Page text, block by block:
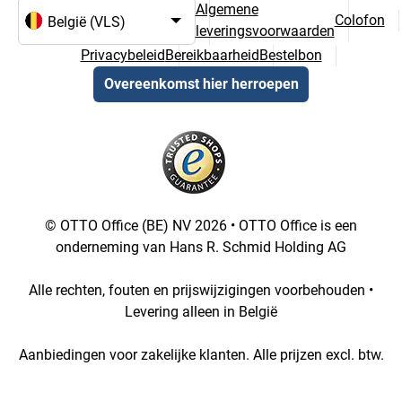
Algemene
leveringsvoorwaarden
Colofon
Privacybeleid Bereikbaarheid Bestelbon
Overeenkomst hier herroepen
© OTTO Office (BE) NV 2026 • OTTO Office is een
onderneming van Hans R. Schmid Holding AG
Alle rechten, fouten en prijswijzigingen voorbehouden •
Levering alleen in België
Aanbiedingen voor zakelijke klanten. Alle prijzen excl. btw.